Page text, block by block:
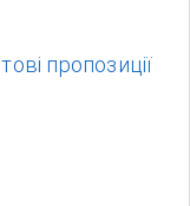
пропозиції